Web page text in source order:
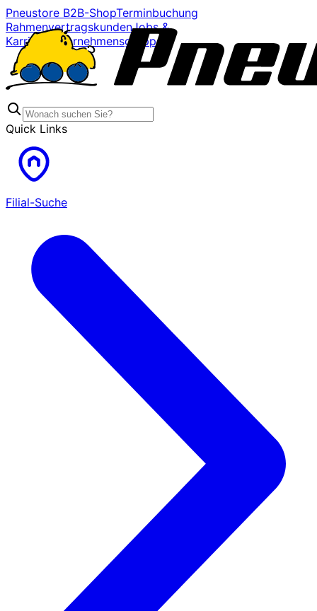
Pneustore B2B-ShopTerminbuchung
RahmenvertragskundenJobs &
Karriere
Unternehmensgruppe
Quick Links
Filial-Suche